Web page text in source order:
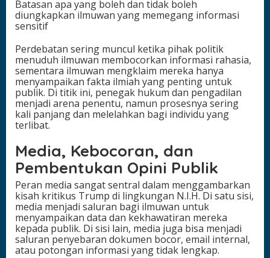
Batasan apa yang boleh dan tidak boleh
diungkapkan ilmuwan yang memegang informasi
sensitif
Perdebatan sering muncul ketika pihak politik
menuduh ilmuwan membocorkan informasi rahasia,
sementara ilmuwan mengklaim mereka hanya
menyampaikan fakta ilmiah yang penting untuk
publik. Di titik ini, penegak hukum dan pengadilan
menjadi arena penentu, namun prosesnya sering
kali panjang dan melelahkan bagi individu yang
terlibat.
Media, Kebocoran, dan
Pembentukan Opini Publik
Peran media sangat sentral dalam menggambarkan
kisah kritikus Trump di lingkungan N.I.H. Di satu sisi,
media menjadi saluran bagi ilmuwan untuk
menyampaikan data dan kekhawatiran mereka
kepada publik. Di sisi lain, media juga bisa menjadi
saluran penyebaran dokumen bocor, email internal,
atau potongan informasi yang tidak lengkap.